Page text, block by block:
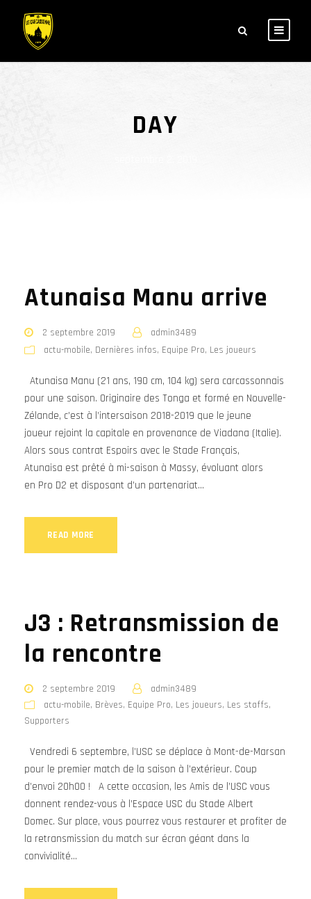
DAY
Atunaisa Manu arrive
2 septembre 2019
admin3489
actu-mobile, Dernières infos, Equipe Pro, Les joueurs
Atunaisa Manu (21 ans, 190 cm, 104 kg) sera carcassonnais
pour une saison. Originaire des Tonga et formé en Nouvelle-
Zélande, c’est à l’intersaison 2018-2019 que le jeune
joueur rejoint la capitale en provenance de Viadana (Italie).
Alors sous contrat Espoirs avec le Stade Français,
Atunaisa est prêté à mi-saison à Massy, évoluant alors
en Pro D2 et disposant d’un partenariat...
READ MORE
J3 : Retransmission de
la rencontre
2 septembre 2019
admin3489
actu-mobile, Brèves, Equipe Pro, Les joueurs, Les staffs,
Supporters
Vendredi 6 septembre, l’USC se déplace à Mont-de-Marsan
pour le premier match de la saison à l’extérieur. Coup
d’envoi 20h00 ! A cette occasion, les Amis de l’USC vous
donnent rendez-vous à l’Espace USC du Stade Albert
Domec. Sur place, vous pourrez vous restaurer et profiter de
la retransmission du match sur écran géant dans la
convivialité...